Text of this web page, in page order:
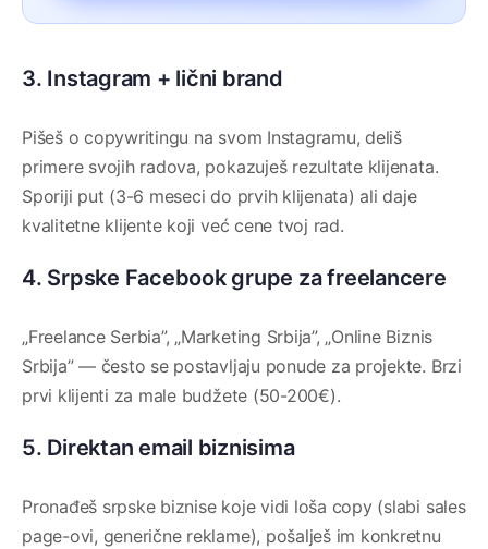
3. Instagram + lični brand
Pišeš o copywritingu na svom Instagramu, deliš
primere svojih radova, pokazuješ rezultate klijenata.
Sporiji put (3-6 meseci do prvih klijenata) ali daje
kvalitetne klijente koji već cene tvoj rad.
4. Srpske Facebook grupe za freelancere
„Freelance Serbia”, „Marketing Srbija”, „Online Biznis
Srbija” — često se postavljaju ponude za projekte. Brzi
prvi klijenti za male budžete (50-200€).
5. Direktan email biznisima
Pronađeš srpske biznise koje vidi loša copy (slabi sales
page-ovi, generične reklame), pošalješ im konkretnu